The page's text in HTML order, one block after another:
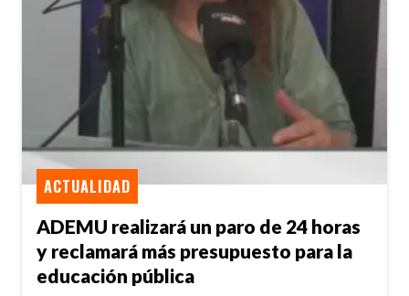
ADEMU realizará un paro de 24 horas
y reclamará más presupuesto para la
educación pública
ACTUALIDAD